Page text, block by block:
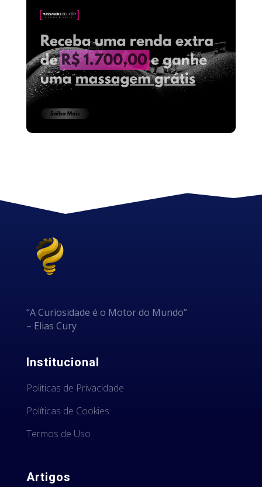
“A Curiosidade é o Motor do Mundo”
– Elias Cury
Institucional
Politicas de Privacidade
Políticas de Cookies
Termos de Uso
Artigos